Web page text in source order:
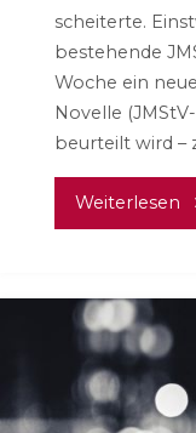
scheiterte.
bestehende
Woche ein
Novelle
beurteilt wird –
Weiterlesen